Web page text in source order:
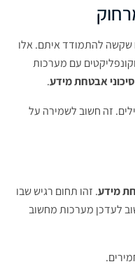
שקשה להתמודד איתם. אלו
עם מערכות
סיכוני אבטחת מידע.
זה חשוב לשמירה על
מידע. זהו תחום רגיש שבו
לעדכן מערכות מחשוב